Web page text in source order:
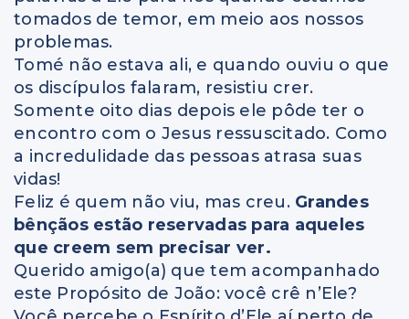
tomados de temor, em meio aos nossos
problemas.
Tomé não estava ali, e quando ouviu o que
os discípulos falaram, resistiu crer.
Somente oito dias depois ele pôde ter o
encontro com o Jesus ressuscitado. Como
a incredulidade das pessoas atrasa suas
vidas!
Feliz é quem não viu, mas creu. Grandes
bênçãos estão reservadas para aqueles
que creem sem precisar ver.
Querido amigo(a) que tem acompanhado
este Propósito de João: você crê n’Ele?